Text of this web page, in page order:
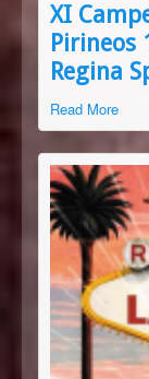
XI
Pirineos
Regina
Read More